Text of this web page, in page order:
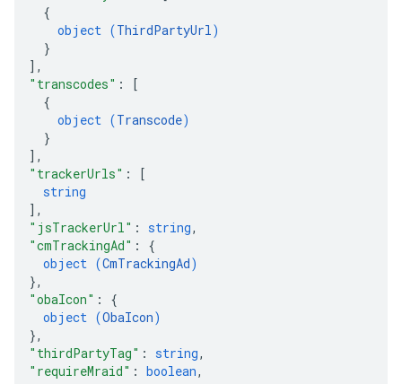
{
object (ThirdPartyUrl)
}
] ,
"transcodes" :
[
{
object (Transcode)
}
] ,
"trackerUrls" :
[
string
] ,
"jsTrackerUrl" : string,
"cmTrackingAd" : {
object (CmTrackingAd)
},
"obaIcon" : {
object (ObaIcon)
},
"thirdPartyTag" : string,
"requireMraid" : boolean,